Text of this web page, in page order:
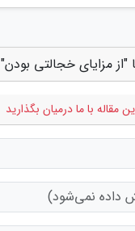
"از مزایای خجالتی بودن"
مقاله با ما درمیان بگذارید